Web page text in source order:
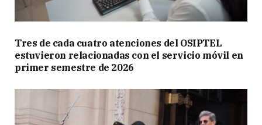
Tres de cada cuatro atenciones del OSIPTEL
estuvieron relacionadas con el servicio móvil en
primer semestre de 2026